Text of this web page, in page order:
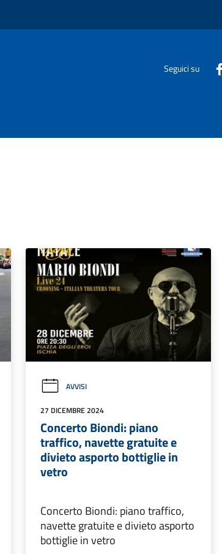
Seguici su
AVVISI
27 DICEMBRE 2024
Concerto Biondi: piano
traffico, navette gratuite e
divieto asporto bottiglie in
vetro
Concerto Biondi: piano traffico,
navette gratuite e divieto asporto
bottiglie in vetro